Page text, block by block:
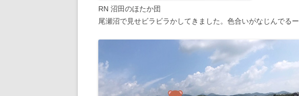
RN 沼田のほたか団
尾瀬沼で見せビラビラかしてきました。色合いがなじんでるー